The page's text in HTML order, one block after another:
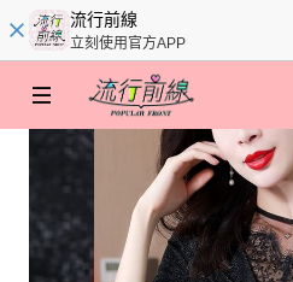
流行前線
立刻使用官方APP